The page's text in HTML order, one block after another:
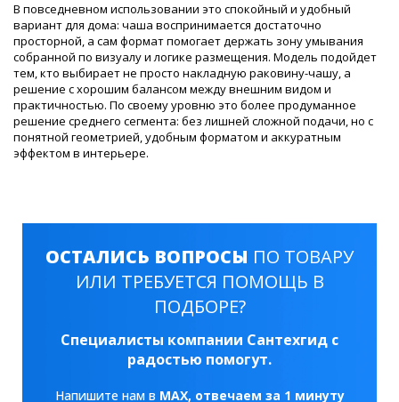
В повседневном использовании это спокойный и удобный
вариант для дома: чаша воспринимается достаточно
просторной, а сам формат помогает держать зону умывания
собранной по визуалу и логике размещения. Модель подойдет
тем, кто выбирает не просто накладную раковину-чашу, а
решение с хорошим балансом между внешним видом и
практичностью. По своему уровню это более продуманное
решение среднего сегмента: без лишней сложной подачи, но с
понятной геометрией, удобным форматом и аккуратным
эффектом в интерьере.
ОСТАЛИСЬ ВОПРОСЫ ПО ТОВАРУ
ИЛИ ТРЕБУЕТСЯ ПОМОЩЬ В
ПОДБОРЕ?
Специалисты компании Сантехгид с
радостью помогут.
Напишите нам в MAX, отвечаем за 1 минуту